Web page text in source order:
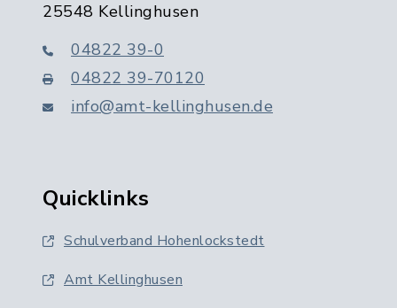
25548 Kellinghusen
04822 39-0
04822 39-70120
info@amt-kellinghusen.de
Quicklinks
Schulverband Hohenlockstedt
Amt Kellinghusen